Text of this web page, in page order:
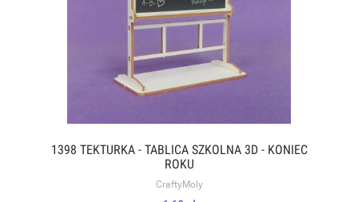
1398 TEKTURKA - TABLICA SZKOLNA 3D - KONIEC
ROKU
CraftyMoly